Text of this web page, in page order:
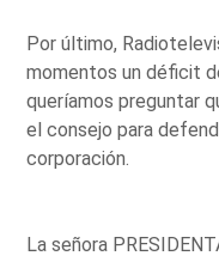
Por último,
momentos un déficit
queríamos preguntar
el consejo para
corporación.
La señora